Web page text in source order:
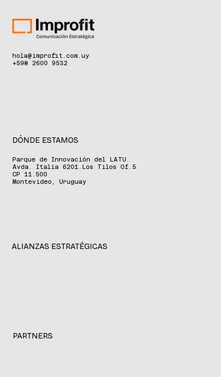
piel
hola@improfit.com.uy
+598 2600 9532
DÓNDE ESTAMOS
Parque de Innovación del LATU.
Avda. Italia 6201.Los Tilos Of.5
CP 11.500
Montevideo, Uruguay
ALIANZAS ESTRATÉGICAS
PARTNERS